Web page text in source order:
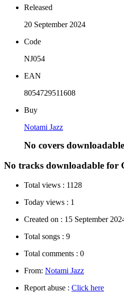
Released
20 September 2024
Code
NJ054
EAN
8054729511608
Buy
Notami Jazz
No covers
No tracks downloadable for
Total views : 1128
Today views : 1
Created on : 15 September
Total songs : 9
Total comments : 0
From: Notami Jazz
Report abuse : Click here